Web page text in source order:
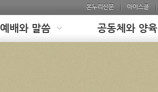
온누리신문 아이스쿨
예배와 말씀 공동체와 양육